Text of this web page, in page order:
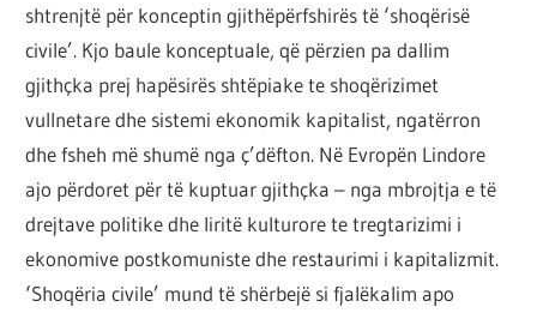
shtrenjtë për konceptin gjithëpërfshirës të ‘shoqërisë
civile’. Kjo baule konceptuale, që përzien pa dallim
gjithçka prej hapësirës shtëpiake te shoqërizimet
vullnetare dhe sistemi ekonomik kapitalist, ngatërron
dhe fsheh më shumë nga ç’dëfton. Në Evropën Lindore
ajo përdoret për të kuptuar gjithçka – nga mbrojtja e të
drejtave politike dhe liritë kulturore te tregtarizimi i
ekonomive postkomuniste dhe restaurimi i kapitalizmit.
‘Shoqëria civile’ mund të shërbejë si fjalëkalim apo